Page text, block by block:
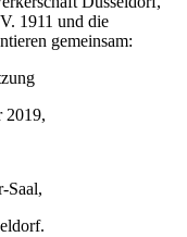
1911 und die
gemeinsam:
2019,
Saal,